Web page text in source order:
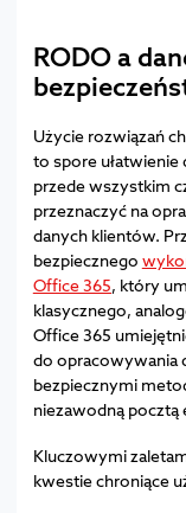
RODO a
Użycie rozwiązań
to spore
przede wszystkim
przeznaczyć na
danych klientów.
bezpiecznego
Office 365, który
klasycznego,
Office 365
do opracowywania
bezpiecznymi
niezawodną pocztą
Kluczowymi
kwestie chroniące